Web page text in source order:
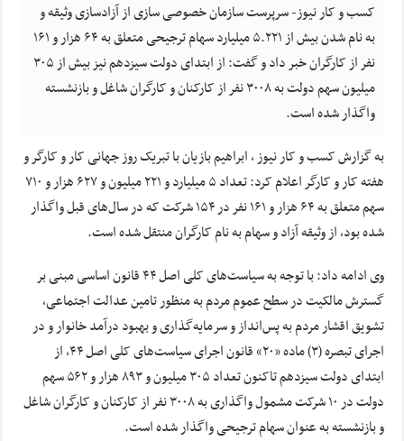
کسب و کار نیوز- سرپرست سازمان خصوصی سازی از آزادسازی وثیقه و
به نام شدن بیش از ۵.۲۲۱ میلیارد سهام ترجیحی متعلق به ۶۴ هزار و ۱۶۱
نفر از کارگران خبر داد و گفت: از ابتدای دولت سیزدهم نیز بیش از ۳۰۵
میلیون سهم دولت به ۳۰۰۸ نفر از کارکنان و کارگران شاغل و بازنشسته
واگذار شده است.
به گزارش کسب و کار نیوز ، ابراهیم بازیان با تبریک روز جهانی کار و کارگر و
هفته کار و کارگر اعلام کرد: تعداد ۵ میلیارد و ۲۲۱ میلیون و ۶۲۷ هزار و ۷۱۰
سهم متعلق به ۶۴ هزار و ۱۶۱ نفر در ۱۵۴ شرکت که در سال‌های قبل واگذار
شده بود، از وثیقه آزاد و سهام به نام کارگران منتقل شده است.
وی ادامه داد: با توجه به سیاست‌های کلی اصل ۴۴ قانون اساسی مبنی بر
گسترش مالکیت در سطح عموم مردم به منظور تامین عدالت اجتماعی،
تشویق اقشار مردم به پس‌انداز و سرمایه‌گذاری و بهبود درآمد خانوار و در
اجرای تبصره (۳) ماده «۲۰» قانون اجرای سیاست‌های کلی اصل ۴۴، از
ابتدای دولت سیزدهم تاکنون تعداد ۳۰۵ میلیون و ۸۹۳ هزار و ۵۶۲ سهم
دولت در ۱۰ شرکت مشمول واگذاری به ۳۰۰۸ نفر از کارکنان و کارگران شاغل
و بازنشسته به عنوان سهام ترجیحی واگذار شده است.